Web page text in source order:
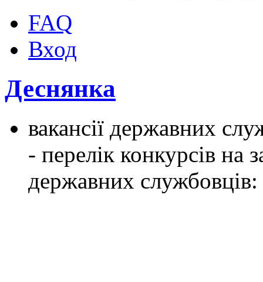
FAQ
Вход
Деснянка
вакансії державних
- перелік конкурсів на
державних службовців: